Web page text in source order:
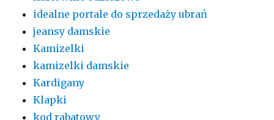
idealne portale do sprzedaży ubrań
jeansy damskie
Kamizelki
kamizelki damskie
Kardigany
Klapki
kod rabatowy